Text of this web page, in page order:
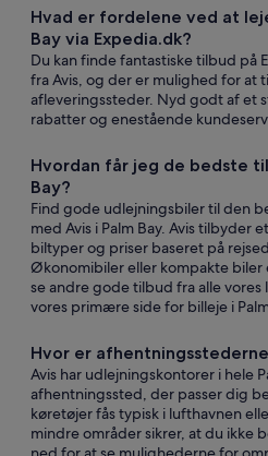
Hvad er fordelene ved at
Bay via Expedia.dk?
Du kan finde fantastiske tilbud på
fra Avis, og der er mulighed for at
afleveringssteder. Nyd godt af et
rabatter og enestående
Hvordan får jeg de bedste
Bay?
Find gode udlejningsbiler til den
med Avis i Palm Bay. Avis tilbyder
biltyper og priser baseret på
Økonomibiler eller kompakte biler
se andre gode tilbud fra alle
vores primære side for billeje i
Hvor er afhentningsstederne
Avis har udlejningskontorer i hele
afhentningssted, der passer dig
køretøjer fås typisk i lufthavnen
mindre områder sikrer, at du ikke